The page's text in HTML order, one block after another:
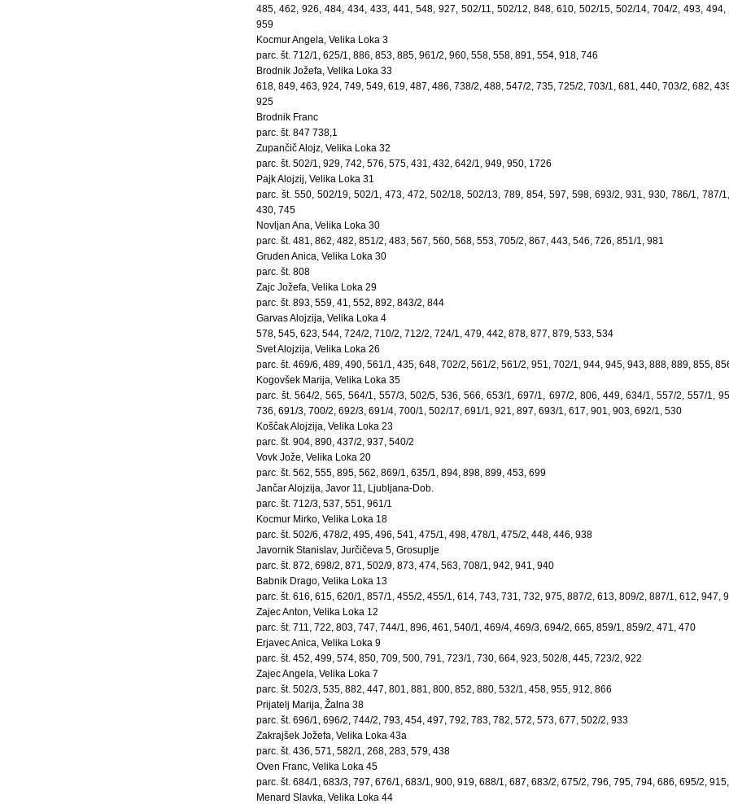
485, 462, 926, 484, 434, 433, 441, 548, 927, 502/11, 502/12, 848, 610, 502/15, 502/14, 704/2, 493,
959
Kocmur Angela, Velika Loka 3
parc. št. 712/1, 625/1, 886, 853, 885, 961/2, 960, 558, 558, 891, 554, 918, 746
Brodnik Jožefa, Velika Loka 33
618, 849, 463, 924, 749, 549, 619, 487, 486, 738/2, 488, 547/2, 735, 725/2, 703/1, 681, 440, 703/2, 682,
925
Brodnik Franc
parc. št. 847 738,1
Zupančič Alojz, Velika Loka 32
parc. št. 502/1, 929, 742, 576, 575, 431, 432, 642/1, 949, 950, 1726
Pajk Alojzij, Velika Loka 31
parc. št. 550, 502/19, 502/1, 473, 472, 502/18, 502/13, 789, 854, 597, 598, 693/2, 931, 930, 786/1, 787/
430, 745
Novljan Ana, Velika Loka 30
parc. št. 481, 862, 482, 851/2, 483, 567, 560, 568, 553, 705/2, 867, 443, 546, 726, 851/1, 981
Gruden Anica, Velika Loka 30
parc. št. 808
Zajc Jožefa, Velika Loka 29
parc. št. 893, 559, 41, 552, 892, 843/2, 844
Garvas Alojzija, Velika Loka 4
578, 545, 623, 544, 724/2, 710/2, 712/2, 724/1, 479, 442, 878, 877, 879, 533, 534
Svet Alojzija, Velika Loka 26
parc. št. 469/6, 489, 490, 561/1, 435, 648, 702/2, 561/2, 561/2, 951, 702/1, 944, 945, 943, 888, 889, 855,
Kogovšek Marija, Velika Loka 35
parc. št. 564/2, 565, 564/1, 557/3, 502/5, 536, 566, 653/1, 697/1, 697/2, 806, 449, 634/1, 557/2, 557/1,
736, 691/3, 700/2, 692/3, 691/4, 700/1, 502/17, 691/1, 921, 897, 693/1, 617, 901, 903, 692/1, 530
Koščak Alojzija, Velika Loka 23
parc. št. 904, 890, 437/2, 937, 540/2
Vovk Jože, Velika Loka 20
parc. št. 562, 555, 895, 562, 869/1, 635/1, 894, 898, 899, 453, 699
Jančar Alojzija, Javor 11, Ljubljana-Dob.
parc. št. 712/3, 537, 551, 961/1
Kocmur Mirko, Velika Loka 18
parc. št. 502/6, 478/2, 495, 496, 541, 475/1, 498, 478/1, 475/2, 448, 446, 938
Javornik Stanislav, Jurčičeva 5, Grosuplje
parc. št. 872, 698/2, 871, 502/9, 873, 474, 563, 708/1, 942, 941, 940
Babnik Drago, Velika Loka 13
parc. št. 616, 615, 620/1, 857/1, 455/2, 455/1, 614, 743, 731, 732, 975, 887/2, 613, 809/2, 887/1, 612, 947,
Zajec Anton, Velika Loka 12
parc. št. 711, 722, 803, 747, 744/1, 896, 461, 540/1, 469/4, 469/3, 694/2, 665, 859/1, 859/2, 471, 470
Erjavec Anica, Velika Loka 9
parc. št. 452, 499, 574, 850, 709, 500, 791, 723/1, 730, 664, 923, 502/8, 445, 723/2, 922
Zajec Angela, Velika Loka 7
parc. št. 502/3, 535, 882, 447, 801, 881, 800, 852, 880, 532/1, 458, 955, 912, 866
Prijatelj Marija, Žalna 38
parc. št. 696/1, 696/2, 744/2, 793, 454, 497, 792, 783, 782, 572, 573, 677, 502/2, 933
Zakrajšek Jožefa, Velika Loka 43a
parc. št. 436, 571, 582/1, 268, 283, 579, 438
Oven Franc, Velika Loka 45
parc. št. 684/1, 683/3, 797, 676/1, 683/1, 900, 919, 688/1, 687, 683/2, 675/2, 796, 795, 794, 686, 695/2,
Menard Slavka, Velika Loka 44